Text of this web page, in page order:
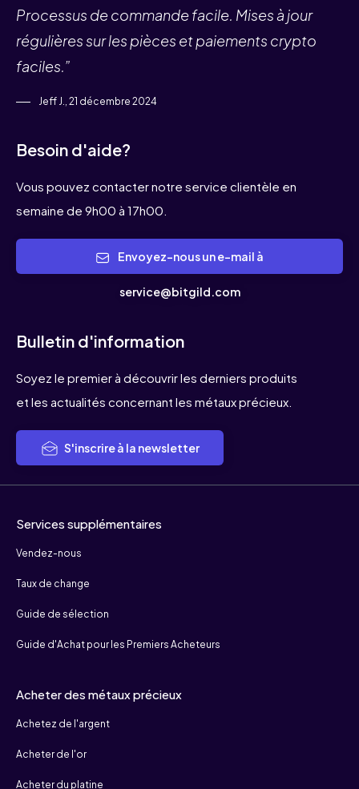
Processus de commande facile. Mises à jour
régulières sur les pièces et paiements crypto
faciles.”
Jeff J., 21 décembre 2024
Besoin d'aide?
Vous pouvez contacter notre service clientèle en
semaine de 9h00 à 17h00.
service@bitgild.com
Bulletin d'information
Soyez le premier à découvrir les derniers produits
et les actualités concernant les métaux précieux.
S'inscrire à la newsletter
Services supplémentaires
Vendez-nous
Taux de change
Guide de sélection
Guide d'Achat pour les Premiers Acheteurs
Acheter des métaux précieux
Achetez de l'argent
Acheter de l'or
Acheter du platine